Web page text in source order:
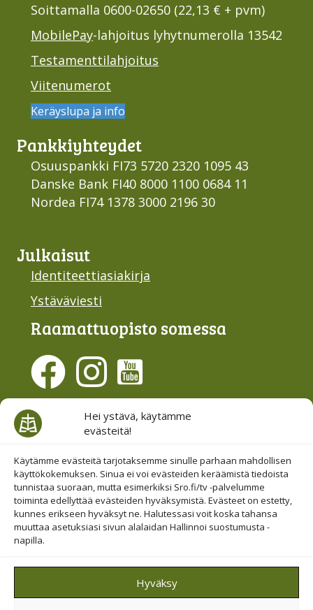
Hei ystävä, käytämme
evästeitä!
Käytämme evästeitä tarjotaksemme sinulle parhaan mahdollisen
käyttökokemuksen. Sinua ei voi evästeiden keräämistä tiedoista
tunnistaa suoraan, mutta esimerkiksi Sro.fi/tv -palvelumme
toiminta edellyttää evästeiden hyväksymistä. Evästeet on estetty,
kunnes erikseen hyväksyt ne. Halutessasi voit koska tahansa
muuttaa asetuksiasi sivun alalaidan Hallinnoi suostumusta -
napilla.
Hyväksy
Soittamalla 0600-02650 (22,13 € + pvm)
MobilePay-lahjoitus lyhytnumerolla 13542
Testamenttilahjoitus
Viitenumerot
Keräyslupa ja info
Pankki­yhteydet
Osuuspankki FI73 5720 2320 1095 43
Danske Bank FI40 8000 1100 0684 11
Nordea FI74 1378 3000 2196 30
Julkaisut
Identiteettiasiakirja
Ystäväviesti
Raamattu­opisto somessa
Evästesuostumus
Hallinnoi evästeitä
Etsi sivuiltamme
© 2019-2026 Suomen Raamattuopiston Säätiö
Saavutettavuus huomioitu